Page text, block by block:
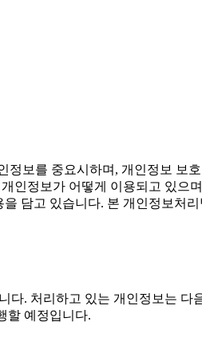
정보를 중요시하며, 개인정보 보
인정보가 어떻게 이용되고 있
담고 있습니다. 본 개인정보처
다. 처리하고 있는 개인정보는
할 예정입니다.